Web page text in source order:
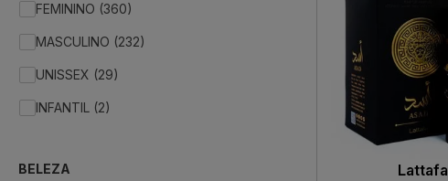
FEMININO (360)
MASCULINO (232)
UNISSEX (29)
INFANTIL (2)
BELEZA Lattafa